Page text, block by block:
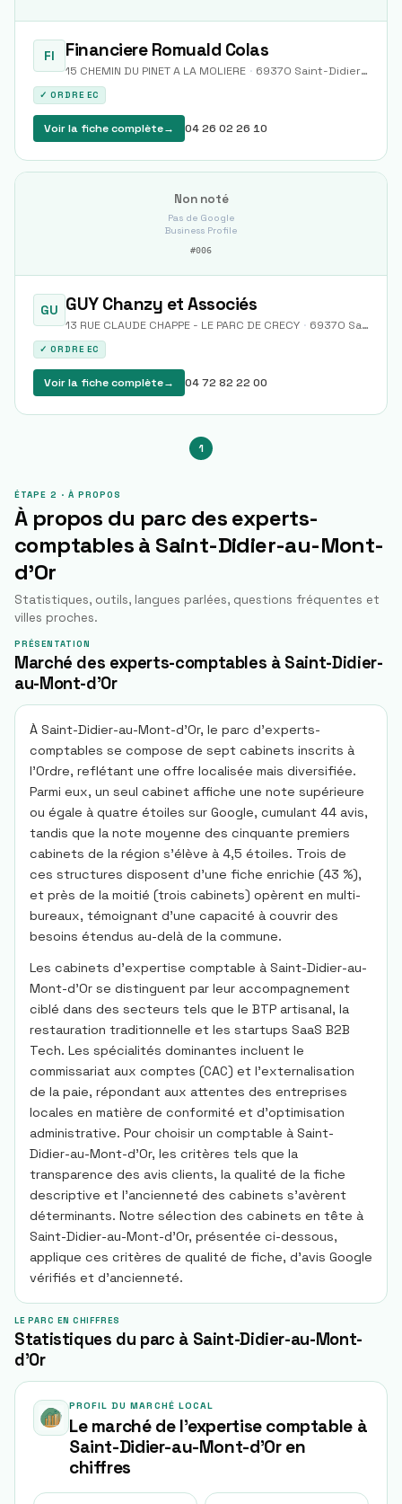
FI Financiere Romuald Colas
15 CHEMIN DU PINET A LA MOLIERE · 69370 Saint-Didier-au-Mont-d'Or
✓ ORDRE EC
Voir la fiche complète→ 04 26 02 26 10
Non noté
Pas de Google
Business Profile
#006
GU GUY Chanzy et Associés
13 RUE CLAUDE CHAPPE - LE PARC DE CRECY · 69370 Saint-Didier-au-Mont-d'Or
✓ ORDRE EC
Voir la fiche complète→ 04 72 82 22 00
1
ÉTAPE 2 · À PROPOS
À propos du parc des experts-
comptables à Saint-Didier-au-Mont-
d'Or
Statistiques, outils, langues parlées, questions fréquentes et
villes proches.
PRÉSENTATION
Marché des experts-comptables à Saint-Didier-
au-Mont-d'Or
À Saint-Didier-au-Mont-d'Or, le parc d'experts-
comptables se compose de sept cabinets inscrits à
l'Ordre, reflétant une offre localisée mais diversifiée.
Parmi eux, un seul cabinet affiche une note supérieure
ou égale à quatre étoiles sur Google, cumulant 44 avis,
tandis que la note moyenne des cinquante premiers
cabinets de la région s'élève à 4,5 étoiles. Trois de
ces structures disposent d'une fiche enrichie (43 %),
et près de la moitié (trois cabinets) opèrent en multi-
bureaux, témoignant d'une capacité à couvrir des
besoins étendus au-delà de la commune.
Les cabinets d'expertise comptable à Saint-Didier-au-
Mont-d'Or se distinguent par leur accompagnement
ciblé dans des secteurs tels que le BTP artisanal, la
restauration traditionnelle et les startups SaaS B2B
Tech. Les spécialités dominantes incluent le
commissariat aux comptes (CAC) et l'externalisation
de la paie, répondant aux attentes des entreprises
locales en matière de conformité et d'optimisation
administrative. Pour choisir un comptable à Saint-
Didier-au-Mont-d'Or, les critères tels que la
transparence des avis clients, la qualité de la fiche
descriptive et l'ancienneté des cabinets s'avèrent
déterminants. Notre sélection des cabinets en tête à
Saint-Didier-au-Mont-d'Or, présentée ci-dessous,
applique ces critères de qualité de fiche, d'avis Google
vérifiés et d'ancienneté.
LE PARC EN CHIFFRES
Statistiques du parc à Saint-Didier-au-Mont-
d'Or
PROFIL DU MARCHÉ LOCAL
Le marché de l'expertise comptable à
Saint-Didier-au-Mont-d'Oren
chiffres